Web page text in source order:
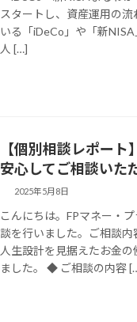
スタートし、資産運用の
いる「iDeCo」や「新
人 […]
【個別相談レポート
安心してご相談いた
2025年5月8日
こんにちは。FPマネー・
談を行いました。ご相談
人生設計を見据えたお金
ました。 ◆ ご相談の内容